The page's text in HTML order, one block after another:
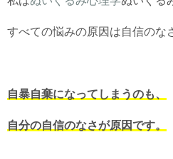
すべての悩みの原因は自信のな
自暴自棄になってしまうのも、
自分の自信のなさが原因です。